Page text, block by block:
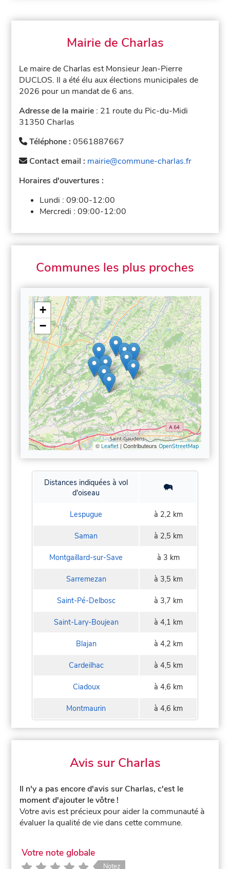
Mairie de Charlas
Le maire de Charlas est Monsieur Jean-Pierre
DUCLOS. Il a été élu aux élections municipales de
2026 pour un mandat de 6 ans.
Adresse de la mairie : 21 route du Pic-du-Midi
31350 Charlas
Téléphone :0561887667
Contact email : mairie@commune-charlas.fr
Horaires d'ouvertures :
Lundi :09:00-12:00
Mercredi :09:00-12:00
Communes les plus proches
+
−
© Leaflet| Contributeurs OpenStreetMap
Distances indiquées à vol
d'oiseau
Lespugue à 2,2 km
Saman à 2,5 km
Montgaillard-sur-Save à 3 km
Sarremezan à 3,5 km
Saint-Pé-Delbosc à 3,7 km
Saint-Lary-Boujean à 4,1 km
Blajan à 4,2 km
Cardeilhac à 4,5 km
Ciadoux à 4,6 km
Montmaurin à 4,6 km
Avis sur Charlas
Il n'y a pas encore d'avis sur Charlas, c'est le
moment d'ajouter le vôtre !
Votre avis est précieux pour aider la communauté à
évaluer la qualité de vie dans cette commune.
Votre note globale
Notez